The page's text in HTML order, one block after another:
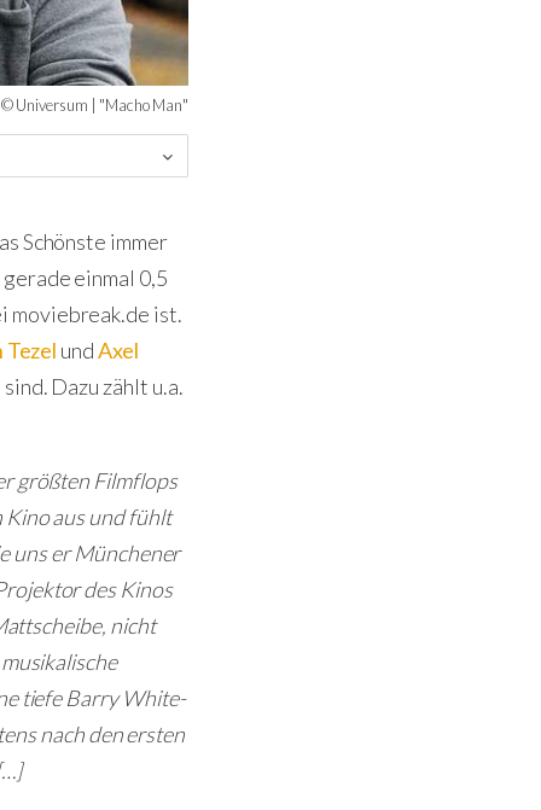
Universum | "Macho Man"
Schönste immer
einmal 0,5
moviebreak.de ist.
Tezel undAxel
Dazu zählt u.a.
größten Filmflops
Kino aus und fühlt
uns er Münchener
des Kinos
nicht
tiefe Barry White-
nach den ersten